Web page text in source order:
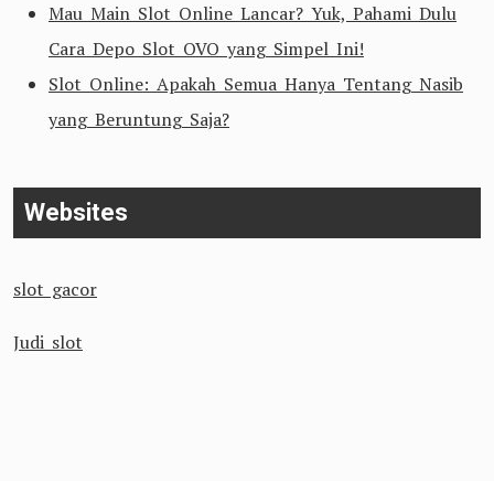
Mau Main Slot Online Lancar? Yuk, Pahami Dulu
Cara Depo Slot OVO yang Simpel Ini!
Slot Online: Apakah Semua Hanya Tentang Nasib
yang Beruntung Saja?
Websites
slot gacor
Judi slot